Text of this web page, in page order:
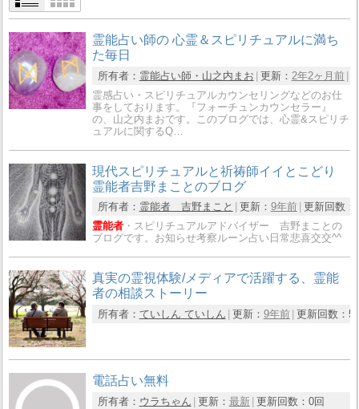
霊能占い師の 心霊＆スピリチュアルに満ち
た毎日
所有者： 霊能占い師・山之内まお 更新： 2年2ヶ月前
霊感占い・スピリチュアルカウンセリングなどのお仕
事をしております。『フォーチュンカウンセラー』
の、山之内まおです。このブログでは、心霊&スピリチ
ュアルに関するQ…
現代スピリチュアルと祈祷師イイとこどり
霊能者吉野まことのブログ
所有者： 霊能者 吉野まこと 更新： 9年前 更新回数：
霊能者 ・スピリチュアルアドバイザー 吉野まことの
ブログです。お知らせ考察ルーン占い日常悲喜交交^^
真実の霊視体験/メディアで活躍する、霊能
者の相談ストーリー
所有者： ていしん ていしん 更新： 9年前 更新回数： 5
電話占い無料
所有者： ウラちゃん 更新： 最新 更新回数： 0回